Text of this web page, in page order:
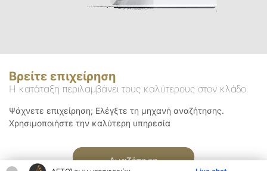
Βρείτε επιχείρηση
Η κατάταξη περιλαμβάνει τους καλύτερους στον κλάδο
Ψάχνετε επιχείρηση; Ελέγξτε τη μηχανή αναζήτησης.
Χρησιμοποιήστε την καλύτερη υπηρεσία
Αναζήτηση